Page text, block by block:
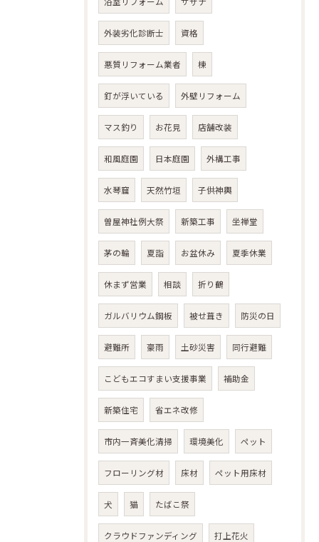
外装劣化診断士 資格
悪質リフォーム業者 棟
釘が浮いている 外壁リフォーム
マス釣り お花見 店舗改装
和風庭園 日本庭園 外構工事
水琴窟 天然竹垣 子供神輿
曽屋神社例大祭 新築工事 坐禅堂
茅の輪 夏詣 お盆休み 夏季休業
休まず営業 相談 折り鶴
ガルバリウム鋼板 被せ葺き 防災の日
避難所 豪雨 土砂災害 同行避難
こどもエコすまい支援事業 補助金
新築住宅 省エネ改修
市内一斉美化清掃 環境美化 ペット
フローリング材 床材 ペット用床材
犬 猫 たばこ祭
クラウドファンディング 打上花火